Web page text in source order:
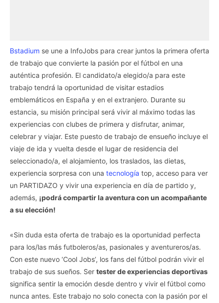
Bstadium se une a InfoJobs para crear juntos la primera oferta
de trabajo que convierte la pasión por el fútbol en una
auténtica profesión. El candidato/a elegido/a para este
trabajo tendrá la oportunidad de visitar estadios
emblemáticos en España y en el extranjero. Durante su
estancia, su misión principal será vivir al máximo todas las
experiencias con clubes de primera y disfrutar, animar,
celebrar y viajar. Este puesto de trabajo de ensueño incluye el
viaje de ida y vuelta desde el lugar de residencia del
seleccionado/a, el alojamiento, los traslados, las dietas,
experiencia sorpresa con una tecnología top, acceso para ver
un PARTIDAZO y vivir una experiencia en día de partido y,
además, ¡podrá compartir la aventura con un acompañante
a su elección!
«Sin duda esta oferta de trabajo es la oportunidad perfecta
para los/las más futboleros/as, pasionales y aventureros/as.
Con este nuevo ‘Cool Jobs’, los fans del fútbol podrán vivir el
trabajo de sus sueños. Ser tester de experiencias deportivas
significa sentir la emoción desde dentro y vivir el fútbol como
nunca antes. Este trabajo no solo conecta con la pasión por el